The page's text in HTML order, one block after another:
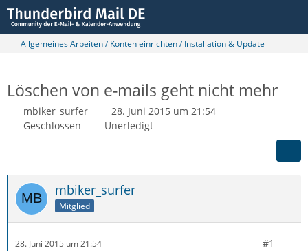
Allgemeines Arbeiten / Konten einrichten / Installation & Update
Löschen von e-mails geht nicht mehr
mbiker_surfer
28. Juni 2015 um 21:54
Geschlossen
Unerledigt
mbiker_surfer
Mitglied
28. Juni 2015 um 21:54 #1